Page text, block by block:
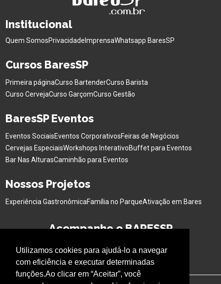
Utilizamos cookies para ajudá-lo a navegar
com eficiência e executar determinadas
funções.Ao clicar em “Aceitar”, você
Institucional
Quem SomosPrivacidade ImprensaWhatsapp BaresSP
Cursos BaresSP
Primeira páginaCurso BartenderCurso Barista
Curso CervejaCurso GarçomCurso Gestão
BaresSP Eventos
Eventos SociaisEventos CorporativosFeiras de Negócios
Cervejas EspeciaisWorkshops InterativoBuffet para Eventos
Bar Nas AlturasCaminhão para Eventos
Nossos Projetos
Experiência GastronômicaFamília no ParqueAtivação em Bares
Acompanhe o BARESSP